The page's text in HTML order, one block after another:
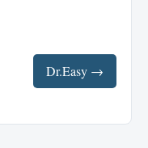
Dr.Easy →